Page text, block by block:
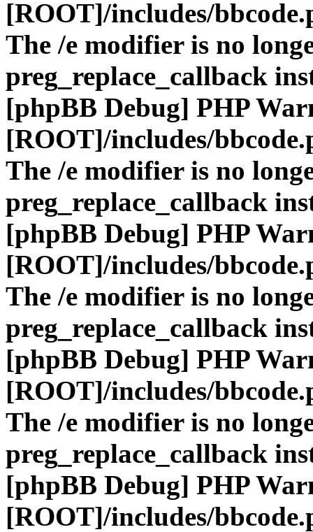
[ROOT]/includes/
The /e modifier is no
preg_replace_callback
[phpBB Debug] PHP
[ROOT]/includes/
The /e modifier is no
preg_replace_callback
[phpBB Debug] PHP
[ROOT]/includes/
The /e modifier is no
preg_replace_callback
[phpBB Debug] PHP
[ROOT]/includes/
The /e modifier is no
preg_replace_callback
[phpBB Debug] PHP
[ROOT]/includes/